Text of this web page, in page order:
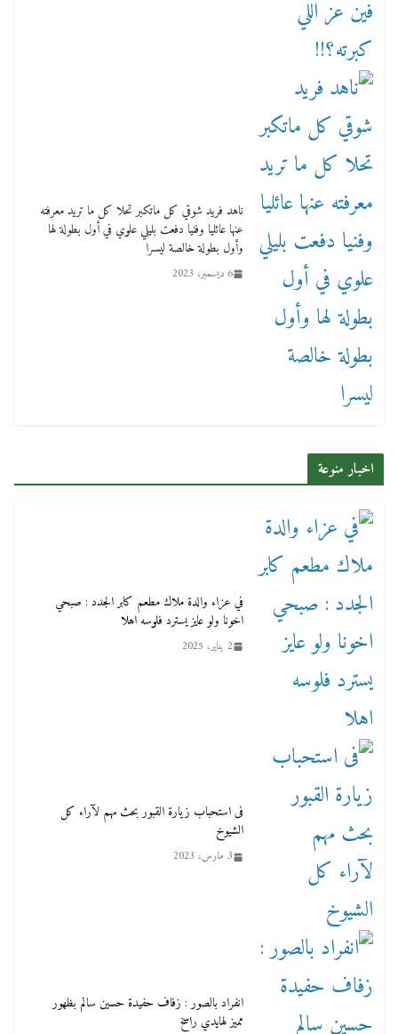
ناهد فريد شوقي كل ماتكبر تحلا كل ما تريد معرفته
عنها عائليا وفنيا دفعت بليلي علوي في أول بطولة لها
وأول بطولة خالصة ليسرا
6 ديسمبر، 2023
اخبار منوعة
في عزاء والدة ملاك مطعم كابر الجدد : صبحي
اخونا ولو عايز يسترد فلوسه اهلا
2 يناير، 2025
فى استحباب زيارة القبور بحث مهم لآراء كل
الشيوخ
3 مارس، 2023
انفراد بالصور : زفاف حفيدة حسين سالم بظهور
مميز لهايدي راسخ